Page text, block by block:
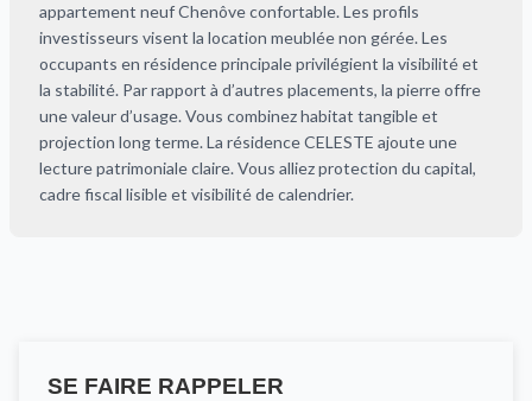
appartement neuf Chenôve confortable. Les profils
investisseurs visent la location meublée non gérée. Les
occupants en résidence principale privilégient la visibilité et
la stabilité. Par rapport à d’autres placements, la pierre offre
une valeur d’usage. Vous combinez habitat tangible et
projection long terme. La résidence CELESTE ajoute une
lecture patrimoniale claire. Vous alliez protection du capital,
cadre fiscal lisible et visibilité de calendrier.
SE FAIRE RAPPELER